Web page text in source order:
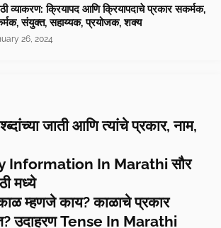
व्याकरण: क्रियापद आणि क्रियापदाचे प्रकार सकर्मक,
संयुक्त, सहाय्यक, प्रयोजक, शक्य
26, 2024
जाती आणि त्यांचे प्रकार, नाम,
Information In Marathi सौर
मध्ये
म्हणजे काय? काळाचे प्रकार
उदाहरण Tense In Marathi